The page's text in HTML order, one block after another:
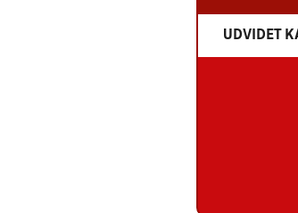
UDVIDET